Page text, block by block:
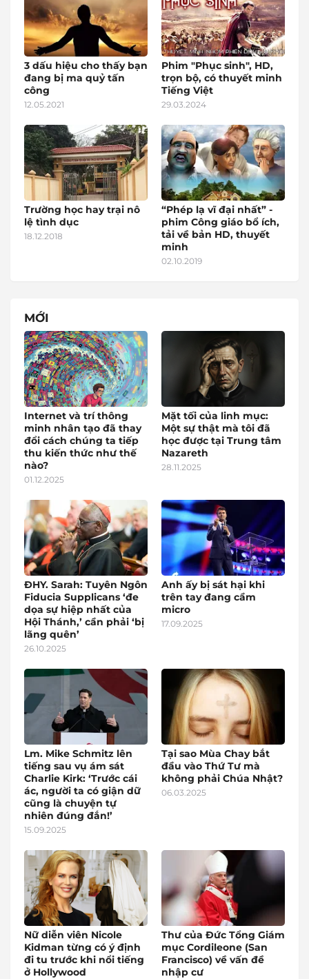
3 dấu hiệu cho thấy bạn
đang bị ma quỷ tấn
công
12.05.2021
Phim "Phục sinh", HD,
trọn bộ, có thuyết minh
Tiếng Việt
29.03.2024
Trường học hay trại nô
lệ tình dục
18.12.2018
“Phép lạ vĩ đại nhất” -
phim Công giáo bổ ích,
tải về bản HD, thuyết
minh
02.10.2019
MỚI
Internet và trí thông
minh nhân tạo đã thay
đổi cách chúng ta tiếp
thu kiến thức như thế
nào?
01.12.2025
Mặt tối của linh mục:
Một sự thật mà tôi đã
học được tại Trung tâm
Nazareth
28.11.2025
ĐHY. Sarah: Tuyên Ngôn
Fiducia Supplicans ‘đe
dọa sự hiệp nhất của
Hội Thánh,’ cần phải ‘bị
lãng quên’
26.10.2025
Anh ấy bị sát hại khi
trên tay đang cầm
micro
17.09.2025
Lm. Mike Schmitz lên
tiếng sau vụ ám sát
Charlie Kirk: ‘Trước cái
ác, người ta có giận dữ
cũng là chuyện tự
nhiên đúng đắn!’
15.09.2025
Tại sao Mùa Chay bắt
đầu vào Thứ Tư mà
không phải Chúa Nhật?
06.03.2025
Nữ diễn viên Nicole
Kidman từng có ý định
đi tu trước khi nổi tiếng
ở Hollywood
Thư của Đức Tổng Giám
mục Cordileone (San
Francisco) về vấn đề
nhập cư